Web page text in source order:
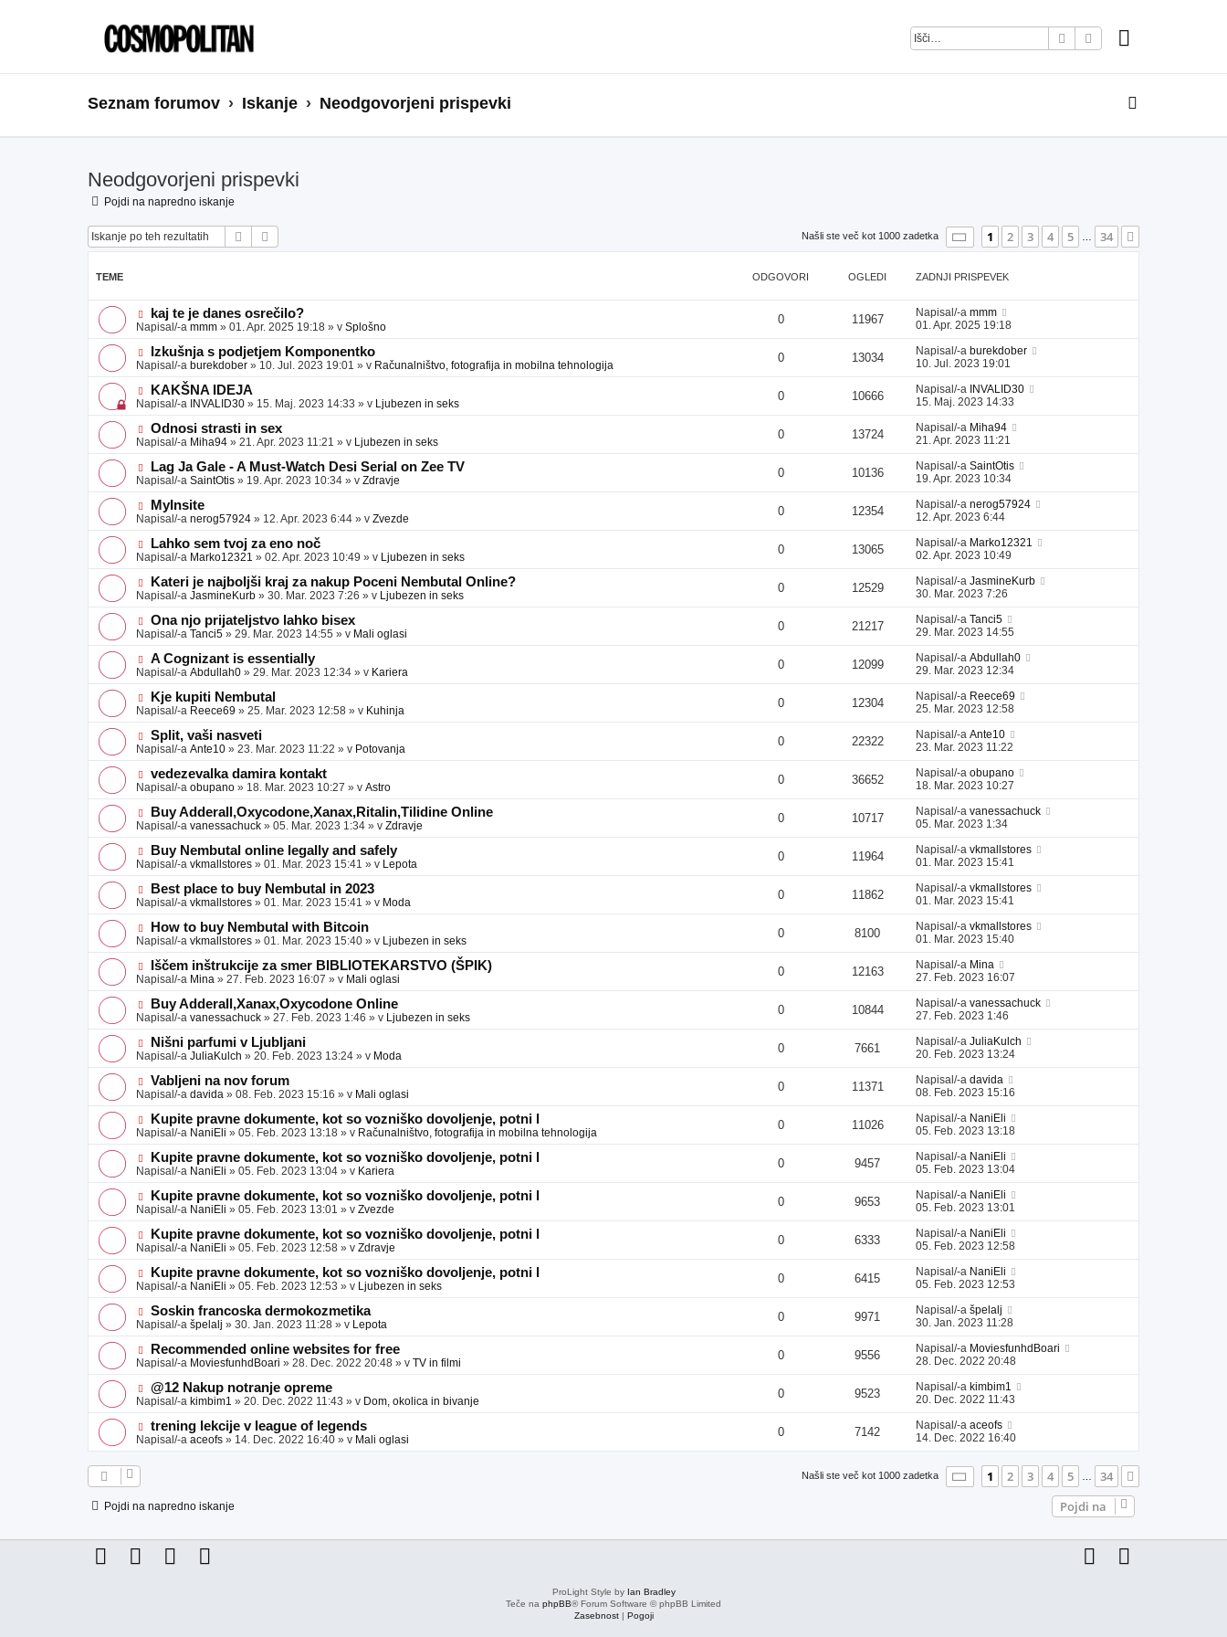
IskanjeNapredno iskanje
Seznam forumov Iskanje Neodgovorjeni prispevki
Neodgovorjeni prispevki
Pojdi na napredno iskanje
Iskanje Našli ste več kot 1000 zadetka Stran 1od34
1 2 3 4 5 34
TEME ODGOVORI OGLEDI ZADNJI PRISPEVEK
N
o
v
e
o
b
a
v
e
kaj te je danes osrečilo?
Napisal/-a mmm » 01. Apr. 2025 19:18 » v Splošno
0 11967 Napisal/-a mmm
01. Apr. 2025 19:18
N
o
v
e
o
b
a
v
e
Izkušnja s podjetjem Komponentko
Napisal/-a burekdober » 10. Jul. 2023 19:01 » v Računalništvo, fotografija in mobilna tehnologija
0 13034 Napisal/-a burekdober
10. Jul. 2023 19:01
N
o
v
e
o
b
a
v
e
KAKŠNA IDEJA
Napisal/-a INVALID30 » 15. Maj. 2023 14:33 » v Ljubezen in seks
0 10666 Napisal/-a INVALID30
15. Maj. 2023 14:33
N
o
v
e
o
b
a
v
e
Odnosi strasti in sex
Napisal/-a Miha94 » 21. Apr. 2023 11:21 » v Ljubezen in seks
0 13724 Napisal/-a Miha94
21. Apr. 2023 11:21
N
o
v
e
o
b
a
v
e
Lag Ja Gale - A Must-Watch Desi Serial on Zee TV
Napisal/-a SaintOtis » 19. Apr. 2023 10:34 » v Zdravje
0 10136 Napisal/-a SaintOtis
19. Apr. 2023 10:34
N
o
v
e
o
b
a
v
e
MyInsite
Napisal/-a nerog57924 » 12. Apr. 2023 6:44 » v Zvezde
0 12354 Napisal/-a nerog57924
12. Apr. 2023 6:44
N
o
v
e
o
b
a
v
e
Lahko sem tvoj za eno noč
Napisal/-a Marko12321 » 02. Apr. 2023 10:49 » v Ljubezen in seks
0 13065 Napisal/-a Marko12321
02. Apr. 2023 10:49
N
o
v
e
o
b
a
v
e
Kateri je najboljši kraj za nakup Poceni Nembutal Online?
Napisal/-a JasmineKurb » 30. Mar. 2023 7:26 » v Ljubezen in seks
0 12529 Napisal/-a JasmineKurb
30. Mar. 2023 7:26
N
o
v
e
o
b
a
v
e
Ona njo prijateljstvo lahko bisex
Napisal/-a Tanci5 » 29. Mar. 2023 14:55 » v Mali oglasi
0 21217 Napisal/-a Tanci5
29. Mar. 2023 14:55
N
o
v
e
o
b
a
v
e
A Cognizant is essentially
Napisal/-a Abdullah0 » 29. Mar. 2023 12:34 » v Kariera
0 12099 Napisal/-a Abdullah0
29. Mar. 2023 12:34
N
o
v
e
o
b
a
v
e
Kje kupiti Nembutal
Napisal/-a Reece69 » 25. Mar. 2023 12:58 » v Kuhinja
0 12304 Napisal/-a Reece69
25. Mar. 2023 12:58
N
o
v
e
o
b
a
v
e
Split, vaši nasveti
Napisal/-a Ante10 » 23. Mar. 2023 11:22 » v Potovanja
0 22322 Napisal/-a Ante10
23. Mar. 2023 11:22
N
o
v
e
o
b
a
v
e
vedezevalka damira kontakt
Napisal/-a obupano » 18. Mar. 2023 10:27 » v Astro
0 36652 Napisal/-a obupano
18. Mar. 2023 10:27
N
o
v
e
o
b
a
v
e
Buy Adderall,Oxycodone,Xanax,Ritalin,Tilidine Online
Napisal/-a vanessachuck » 05. Mar. 2023 1:34 » v Zdravje
0 10717 Napisal/-a vanessachuck
05. Mar. 2023 1:34
N
o
v
e
o
b
a
v
e
Buy Nembutal online legally and safely
Napisal/-a vkmallstores » 01. Mar. 2023 15:41 » v Lepota
0 11964 Napisal/-a vkmallstores
01. Mar. 2023 15:41
N
o
v
e
o
b
a
v
e
Best place to buy Nembutal in 2023
Napisal/-a vkmallstores » 01. Mar. 2023 15:41 » v Moda
0 11862 Napisal/-a vkmallstores
01. Mar. 2023 15:41
N
o
v
e
o
b
a
v
e
How to buy Nembutal with Bitcoin
Napisal/-a vkmallstores » 01. Mar. 2023 15:40 » v Ljubezen in seks
0 8100 Napisal/-a vkmallstores
01. Mar. 2023 15:40
N
o
v
e
o
b
a
v
e
Iščem inštrukcije za smer BIBLIOTEKARSTVO (ŠPIK)
Napisal/-a Mina » 27. Feb. 2023 16:07 » v Mali oglasi
0 12163 Napisal/-a Mina
27. Feb. 2023 16:07
N
o
v
e
o
b
a
v
e
Buy Adderall,Xanax,Oxycodone Online
Napisal/-a vanessachuck » 27. Feb. 2023 1:46 » v Ljubezen in seks
0 10844 Napisal/-a vanessachuck
27. Feb. 2023 1:46
N
o
v
e
o
b
a
v
e
Nišni parfumi v Ljubljani
Napisal/-a JuliaKulch » 20. Feb. 2023 13:24 » v Moda
0 7661 Napisal/-a JuliaKulch
20. Feb. 2023 13:24
N
o
v
e
o
b
a
v
e
Vabljeni na nov forum
Napisal/-a davida » 08. Feb. 2023 15:16 » v Mali oglasi
0 11371 Napisal/-a davida
08. Feb. 2023 15:16
N
o
v
e
o
b
a
v
e
Kupite pravne dokumente, kot so vozniško dovoljenje, potni l
Napisal/-a NaniEli » 05. Feb. 2023 13:18 » v Računalništvo, fotografija in mobilna tehnologija
0 11026 Napisal/-a NaniEli
05. Feb. 2023 13:18
N
o
v
e
o
b
a
v
e
Kupite pravne dokumente, kot so vozniško dovoljenje, potni l
Napisal/-a NaniEli » 05. Feb. 2023 13:04 » v Kariera
0 9457 Napisal/-a NaniEli
05. Feb. 2023 13:04
N
o
v
e
o
b
a
v
e
Kupite pravne dokumente, kot so vozniško dovoljenje, potni l
Napisal/-a NaniEli » 05. Feb. 2023 13:01 » v Zvezde
0 9653 Napisal/-a NaniEli
05. Feb. 2023 13:01
N
o
v
e
o
b
a
v
e
Kupite pravne dokumente, kot so vozniško dovoljenje, potni l
Napisal/-a NaniEli » 05. Feb. 2023 12:58 » v Zdravje
0 6333 Napisal/-a NaniEli
05. Feb. 2023 12:58
N
o
v
e
o
b
a
v
e
Kupite pravne dokumente, kot so vozniško dovoljenje, potni l
Napisal/-a NaniEli » 05. Feb. 2023 12:53 » v Ljubezen in seks
0 6415 Napisal/-a NaniEli
05. Feb. 2023 12:53
N
o
v
e
o
b
a
v
e
Soskin francoska dermokozmetika
Napisal/-a špelalj » 30. Jan. 2023 11:28 » v Lepota
0 9971 Napisal/-a špelalj
30. Jan. 2023 11:28
N
o
v
e
o
b
a
v
Recommended online websites for free
Napisal/-a MoviesfunhdBoari » 28. Dec. 2022 20:48 » v TV in filmi
0 9556 Napisal/-a MoviesfunhdBoari
28. Dec. 2022 20:48
N
o
v
e
o
b
e
@12 Nakup notranje opreme
Napisal/-a kimbim1 » 20. Dec. 2022 11:43 » v Dom, okolica in bivanje
0 9523 Napisal/-a kimbim1
20. Dec. 2022 11:43
N
o
v
j
a
e
trening lekcije v league of legends
Napisal/-a aceofs » 14. Dec. 2022 16:40 » v Mali oglasi
0 7142 Napisal/-a aceofs
14. Dec. 2022 16:40
Našli ste več kot 1000 zadetka Stran 1od34
1 2 3 4 5 34
Pojdi na napredno iskanje Pojdi na
ProLight Style by Ian Bradley
Teče na phpBB® Forum Software © phpBB Limited
Zasebnost| Pogoji